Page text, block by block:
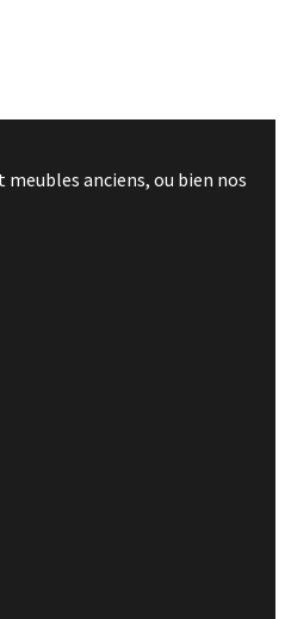
anciens, ou bien nos